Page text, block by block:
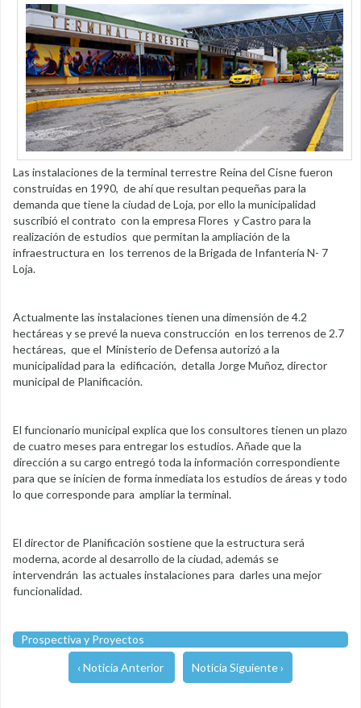
Las instalaciones de la terminal terrestre Reina del Cisne fueron
construidas en 1990, de ahí que resultan pequeñas para la
demanda que tiene la ciudad de Loja, por ello la municipalidad
suscribió el contrato con la empresa Flores y Castro para la
realización de estudios que permitan la ampliación de la
infraestructura en los terrenos de la Brigada de Infantería N- 7
Loja.
Actualmente las instalaciones tienen una dimensión de 4.2
hectáreas y se prevé la nueva construcción en los terrenos de 2.7
hectáreas, que el Ministerio de Defensa autorizó a la
municipalidad para la edificación, detalla Jorge Muñoz, director
municipal de Planificación.
El funcionario municipal explica que los consultores tienen un plazo
de cuatro meses para entregar los estudios. Añade que la
dirección a su cargo entregó toda la información correspondiente
para que se inicien de forma inmediata los estudios de áreas y todo
lo que corresponde para ampliar la terminal.
El director de Planificación sostiene que la estructura será
moderna, acorde al desarrollo de la ciudad, además se
intervendrán las actuales instalaciones para darles una mejor
funcionalidad.
Prospectiva y Proyectos
‹ Noticia Anterior Noticia Siguiente ›